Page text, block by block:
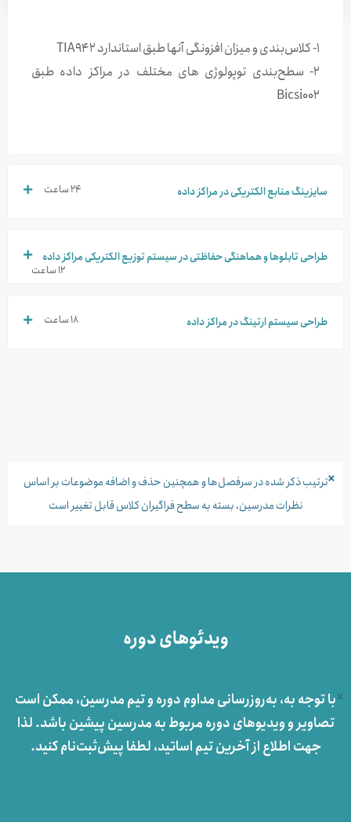
1- کلاس‌بندی و میزان افزونگی آنها طبق استاندارد TIA942
2- سطح‌بندی توپولوژی های مختلف در مراکز داده طبق
Bicsi002
سایزینگ منابع الکتریکی در مراکز داده 24 ساعت
طراحی تابلوها و هماهنگی حفاظتی در سیستم توزیع الکتریکی مراکز داده
12 ساعت
طراحی سیستم ارتینگ در مراکز داده ۱۸ ساعت
ترتیب ذکر شده در سرفصل‌ها و همچنین حذف و اضافه موضوعات بر اساس
نظرات مدرسین، بسته به سطح فراگیران کلاس قابل تغییر است
×
ویدئوهای دوره
با توجه به، به‌روزرسانی مداوم دوره و تیم مدرسین، ممکن است
تصاویر و ویدیوهای دوره مربوط به مدرسین پیشین باشد. لذا
جهت اطلاع از آخرین تیم اساتید، لطفا پيش‌ثبت‌نام کنید.
×